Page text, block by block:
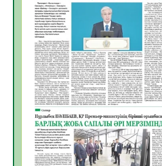
Көкжөтел ауруы туралы
06.08.2026
АПВ вакцинасы туралы
06.08.2026
Open Air: Қызылорда
департаменті 20 мыңнан
көрерменнің қауіпсіздігін
06.08.2026
ҚЫЗЫЛОРДАДА «САНАЛЫ
ЖАРҚЫН БОЛАШАҚ» АТТЫ